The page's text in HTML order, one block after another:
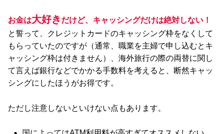
お金は大好き だけど、キャッシングだけは絶対しない！
と誓って、クレジットカードのキャッシング枠をなくして
もらっていたのですが（通常、職業を主婦で申し込むとキ
ャッシング枠は付きません）、海外旅行の際の両替に関し
て言えば銀行などでかかる手数料を考えると、断然キャッ
シングにしたほうがお得です。
ただし注意しないといけない点もあります。